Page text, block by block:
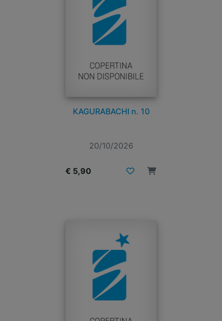
KAGURABACHI n. 10
20/10/2026
€ 5,90